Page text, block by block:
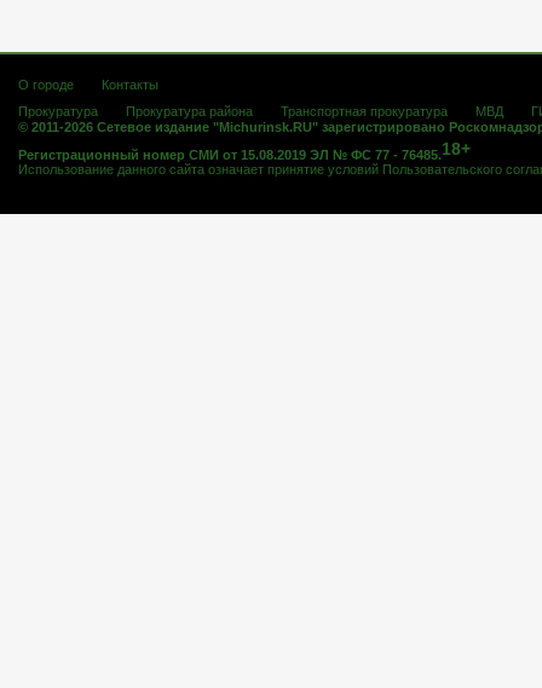
О городе
Контакты
Прокуратура
Прокуратура района Транспортная прокуратура МВД
© 2011-2026 Сетевое издание "Michurinsk.RU" зарегистрировано
Регистрационный номер СМИ от 15.08.2019 ЭЛ № ФС 77 - 76485.18+
Использование данного сайта означает принятие условий Пользовательского